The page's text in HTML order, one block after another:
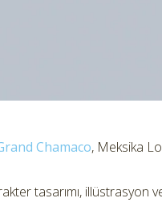
Chamaco, Meksika
tasarımı, illüstrasyon ve